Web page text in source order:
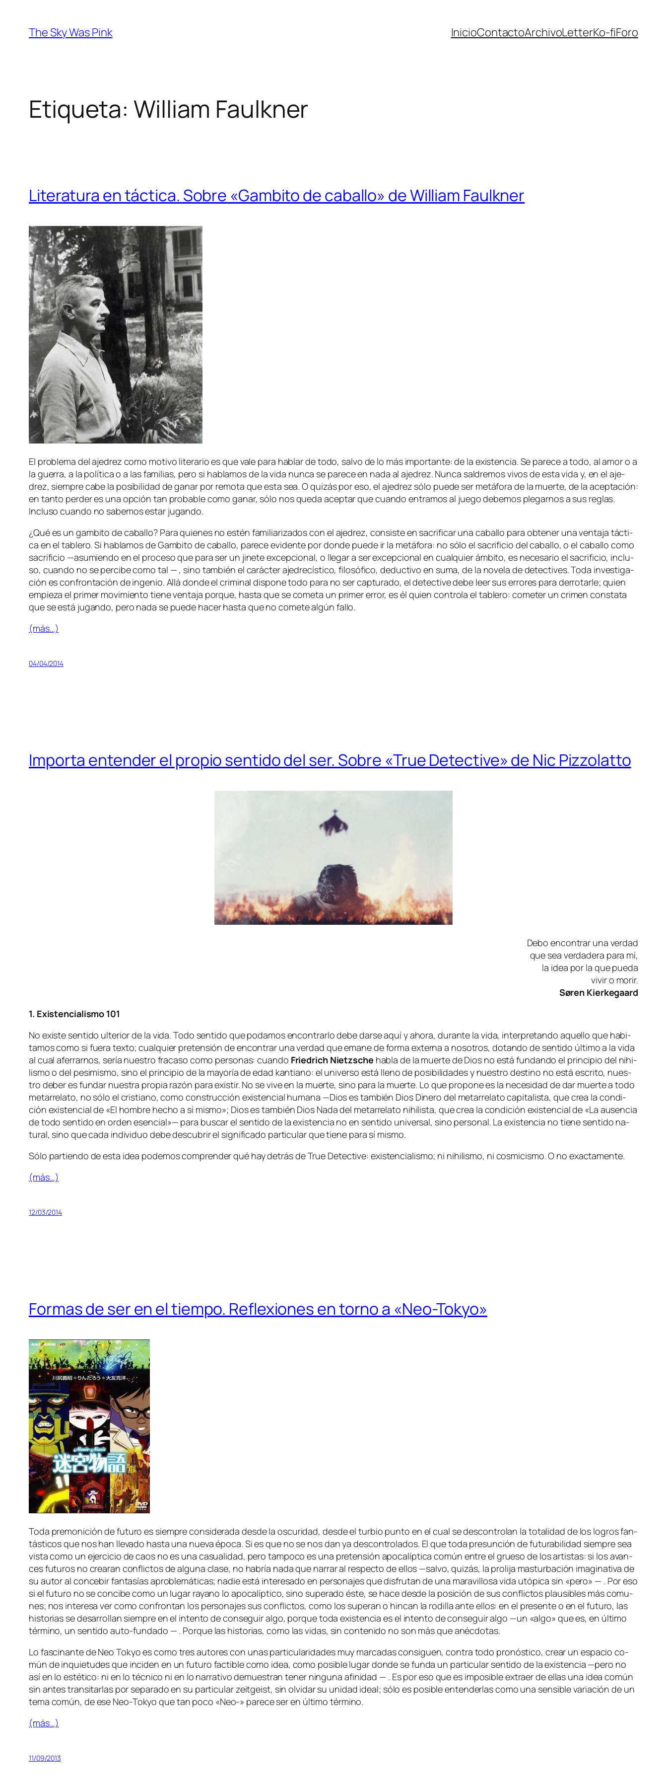
contenido
The Sky Was Pink InicioContactoArchivoLetterKo-fiForo
Etiqueta: William Faulkner
Literatura en táctica. Sobre «Gambito de caballo» de William Faulkner
El pro­ble­ma del aje­drez co­mo mo­ti­vo li­te­ra­rio es que va­le pa­ra ha­blar de to­do, sal­vo de lo más im­por­tan­te: de la exis­ten­cia. Se pa­re­ce a to­do, al amor o a
la gue­rra, a la po­lí­ti­ca o a las fa­mi­lias, pe­ro si ha­bla­mos de la vi­da nun­ca se pa­re­ce en na­da al aje­drez. Nunca sal­dre­mos vi­vos de es­ta vi­da y, en el aje­
drez, siem­pre ca­be la po­si­bi­li­dad de ga­nar por re­mo­ta que es­ta sea. O qui­zás por eso, el aje­drez só­lo pue­de ser me­tá­fo­ra de la muer­te, de la acep­ta­ción:
en tan­to per­der es una op­ción tan pro­ba­ble co­mo ga­nar, só­lo nos que­da acep­tar que cuan­do en­tra­mos al jue­go de­be­mos ple­gar­nos a sus re­glas.
Incluso cuan­do no sa­be­mos es­tar jugando.
¿Qué es un gam­bi­to de ca­ba­llo? Para quie­nes no es­tén fa­mi­lia­ri­za­dos con el aje­drez, con­sis­te en sa­cri­fi­car una ca­ba­llo pa­ra ob­te­ner una ven­ta­ja tác­ti­
ca en el ta­ble­ro. Si ha­bla­mos deGambito de ca­ba­llo, pa­re­ce evi­den­te por don­de pue­de ir la me­tá­fo­ra: no só­lo el sa­cri­fi­cio del ca­ba­llo, o el ca­ba­llo co­mo
sa­cri­fi­cio —asu­mien­do en el pro­ce­so que pa­ra ser un ji­ne­te ex­cep­cio­nal, o lle­gar a ser ex­cep­cio­nal en cual­quier ám­bi­to, es ne­ce­sa­rio el sa­cri­fi­cio, in­clu­
so, cuan­do no se per­ci­be co­mo tal — , sino tam­bién el ca­rác­ter aje­dre­cís­ti­co, fi­lo­só­fi­co, de­duc­ti­vo en su­ma, de la no­ve­la de de­tec­ti­ves. Toda in­ves­ti­ga­
ción es con­fron­ta­ción de in­ge­nio. Allá don­de el cri­mi­nal dis­po­ne to­do pa­ra no ser cap­tu­ra­do, el de­tec­ti­ve de­be leer sus erro­res pa­ra de­rro­tar­le; quien
em­pie­za el pri­mer mo­vi­mien­to tie­ne ven­ta­ja por­que, has­ta que se co­me­ta un pri­mer error, es él quien con­tro­la el ta­ble­ro: co­me­ter un cri­men cons­ta­ta
que se es­tá ju­gan­do, pe­ro na­da se pue­de ha­cer has­ta que no co­me­te al­gún fallo.
(más…)
04/04/2014
Importa entender el propio sentido del ser. Sobre «True Detective» de Nic Pizzolatto
Debo en­con­trar una verdad
que sea ver­da­de­ra pa­ra mí,
la idea por la que pueda
vi­vir o morir.
Søren Kierkegaard
1. Existencialismo 101
No exis­te sen­ti­do ul­te­rior de la vi­da. Todo sen­ti­do que po­da­mos en­con­trar­lo de­be dar­se aquí y aho­ra, du­ran­te la vi­da, in­ter­pre­tan­do aque­llo que ha­bi­
ta­mos co­mo si fue­ra tex­to; cual­quier pre­ten­sión de en­con­trar una ver­dad que ema­ne de for­ma ex­ter­na a no­so­tros, do­tan­do de sen­ti­do úl­ti­mo a la vi­da
al cual afe­rrar­nos, se­ría nues­tro fra­ca­so co­mo per­so­nas: cuan­do Friedrich Nietzsche ha­bla de la muer­te de Dios no es­tá fun­dan­do el prin­ci­pio del nihi­
lis­mo o del pe­si­mis­mo, sino el prin­ci­pio de la ma­yo­ría de edad kan­tiano: el uni­ver­so es­tá lleno de po­si­bi­li­da­des y nues­tro des­tino no es­tá es­cri­to, nues­
tro de­ber es fun­dar nues­tra pro­pia ra­zón pa­ra exis­tir. No se vi­ve en la muer­te, sino pa­ra la muer­te. Lo que pro­po­ne es la ne­ce­si­dad de dar muer­te a to­do
me­ta­rre­la­to, no só­lo el cris­tiano, co­mo cons­truc­ción exis­ten­cial hu­ma­na —Dios es tam­bién Dios Dinero del me­ta­rre­la­to ca­pi­ta­lis­ta, que crea la con­di­
ción exis­ten­cial de «El hom­bre he­cho a sí mis­mo»; Dios es tam­bién Dios Nada del me­ta­rre­la­to nihi­lis­ta, que crea la con­di­ción exis­ten­cial de «La au­sen­cia
de to­do sen­ti­do en or­den esen­cial»— pa­ra bus­car el sen­ti­do de la exis­ten­cia no en sen­ti­do uni­ver­sal, sino per­so­nal. La exis­ten­cia no tie­ne sen­ti­do na­
tu­ral, sino que ca­da in­di­vi­duo de­be des­cu­brir el sig­ni­fi­ca­do par­ti­cu­lar que tie­ne pa­ra sí mismo.
Sólo par­tien­do de es­ta idea po­de­mos com­pren­der qué hay de­trás deTrue Detective: exis­ten­cia­lis­mo; ni nihi­lis­mo, ni cos­mi­cis­mo. O no exactamente.
(más…)
12/03/2014
Formas de ser en el tiempo. Reflexiones en torno a «Neo-Tokyo»
Toda pre­mo­ni­ción de fu­tu­ro es siem­pre con­si­de­ra­da des­de la os­cu­ri­dad, des­de el tur­bio pun­to en el cual se des­con­tro­lan la to­ta­li­dad de los lo­gros fan­
tás­ti­cos que nos han lle­va­do has­ta una nue­va épo­ca. Si es que no se nos dan ya des­con­tro­la­dos. El que to­da pre­sun­ción de fu­tu­ra­bi­li­dad siem­pre sea
vis­ta co­mo un ejer­ci­cio de caos no es una ca­sua­li­dad, pe­ro tam­po­co es una pre­ten­sión apo­ca­líp­ti­ca co­mún en­tre el grue­so de los ar­tis­tas: si los avan­
ces fu­tu­ros no crea­ran con­flic­tos de al­gu­na cla­se, no ha­bría na­da que na­rrar al res­pec­to de ellos —sal­vo, qui­zás, la pro­li­ja mas­tur­ba­ción ima­gi­na­ti­va de
su au­tor al con­ce­bir fan­ta­sías apro­ble­má­ti­cas; na­die es­tá in­tere­sa­do en per­so­na­jes que dis­fru­tan de una ma­ra­vi­llo­sa vi­da utó­pi­ca sin «pe­ro» — . Por eso
si el fu­tu­ro no se con­ci­be co­mo un lu­gar ra­yano lo apo­ca­líp­ti­co, sino su­pe­ra­do és­te, se ha­ce des­de la po­si­ción de sus con­flic­tos plau­si­bles más co­mu­
nes; nos in­tere­sa ver co­mo con­fron­tan los per­so­na­jes sus con­flic­tos, co­mo los su­pe­ran o hin­can la ro­di­lla an­te ellos: en el pre­sen­te o en el fu­tu­ro, las
his­to­rias se de­sa­rro­llan siem­pre en el in­ten­to de con­se­guir al­go, por­que to­da exis­ten­cia es el in­ten­to de con­se­guir al­go —un «al­go» que es, en úl­ti­mo
tér­mino, un sen­ti­do auto-fundado — . Porque las his­to­rias, co­mo las vi­das, sin con­te­ni­do no son más que anécdotas.
Lo fas­ci­nan­te deNeo Tokyoes co­mo tres au­to­res con unas par­ti­cu­la­ri­da­des muy mar­ca­das con­si­guen, con­tra to­do pro­nós­ti­co, crear un es­pa­cio co­
mún de in­quie­tu­des que in­ci­den en un fu­tu­ro fac­ti­ble co­mo idea, co­mo po­si­ble lu­gar don­de se fun­da un par­ti­cu­lar sen­ti­do de la exis­ten­cia —pe­ro no
así en lo es­té­ti­co: ni en lo téc­ni­co ni en lo na­rra­ti­vo de­mues­tran te­ner nin­gu­na afi­ni­dad — . Es por eso que es im­po­si­ble ex­traer de ellas una idea co­mún
sin an­tes tran­si­tar­las por se­pa­ra­do en su par­ti­cu­larzeit­geist, sin ol­vi­dar su uni­dad ideal; só­lo es po­si­ble en­ten­der­las co­mo una sen­si­ble va­ria­ción de un
te­ma co­mún, de ese Neo-Tokyo que tan po­co «Neo-» pa­re­ce ser en úl­ti­mo término.
(más…)
11/09/2013